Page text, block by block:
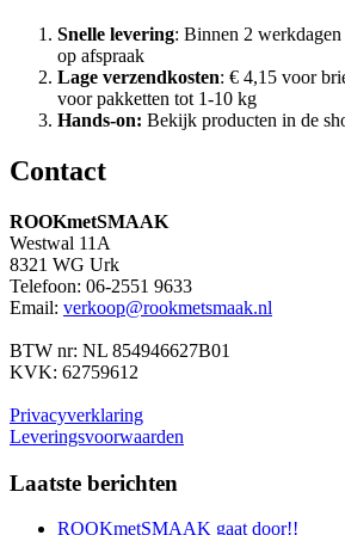
Snelle levering: Binnen 2
op afspraak
Lage verzendkosten: € 4,15 voor
voor pakketten tot 1-10 kg
Hands-on: Bekijk producten in de
Contact
ROOKmetSMAAK
Westwal 11A
8321 WG Urk
Telefoon: 06-2551 9633
Email: verkoop@rookmetsmaak.nl
BTW nr: NL 854946627B01
KVK: 62759612
Privacyverklaring
Leveringsvoorwaarden
Laatste berichten
ROOKmetSMAAK gaat door!!